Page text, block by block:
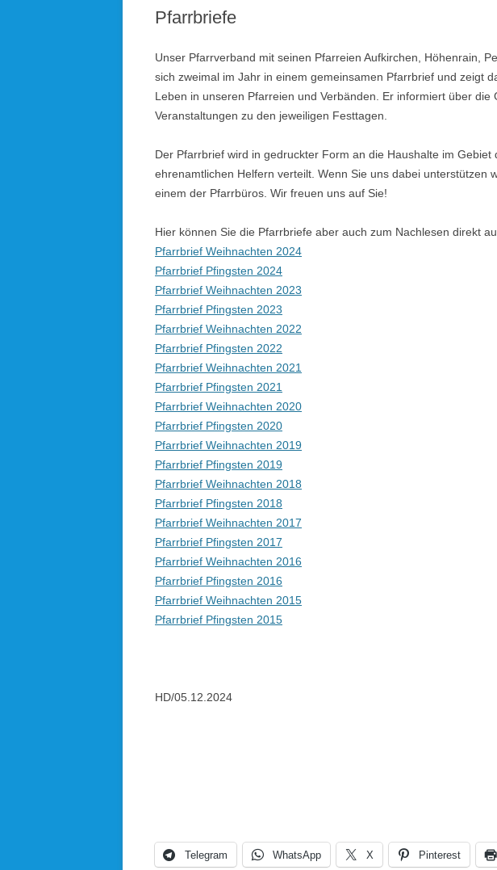
KIRCHEN UND KAPELLEN IM
BLICK ÜBERN KIRCHTURM
Pfarrbriefe
Unser Pfarrverband mit seinen Pfarreien Aufkirchen, Höhenrain,
sich zweimal im Jahr in einem gemeinsamen Pfarrbrief und zeigt
Leben in unseren Pfarreien und Verbänden. Er informiert über die
Veranstaltungen zu den jeweiligen Festtagen.
Der Pfarrbrief wird in gedruckter Form an die Haushalte im Gebiet
ehrenamtlichen Helfern verteilt. Wenn Sie uns dabei unterstützen
einem der Pfarrbüros. Wir freuen uns auf Sie!
Hier können Sie die Pfarrbriefe aber auch zum Nachlesen direkt
Pfarrbrief Weihnachten 2024
Pfarrbrief Pfingsten 2024
Pfarrbrief Weihnachten 2023
Pfarrbrief Pfingsten 2023
Pfarrbrief Weihnachten 2022
Pfarrbrief Pfingsten 2022
Pfarrbrief Weihnachten 2021
Pfarrbrief Pfingsten 2021
Pfarrbrief Weihnachten 2020
Pfarrbrief Pfingsten 2020
Pfarrbrief Weihnachten 2019
Pfarrbrief Pfingsten 2019
Pfarrbrief Weihnachten 2018
Pfarrbrief Pfingsten 2018
Pfarrbrief Weihnachten 2017
Pfarrbrief Pfingsten 2017
Pfarrbrief Weihnachten 2016
Pfarrbrief Pfingsten 2016
Pfarrbrief Weihnachten 2015
Pfarrbrief Pfingsten 2015
HD/05.12.2024
Telegram WhatsApp X Pinterest